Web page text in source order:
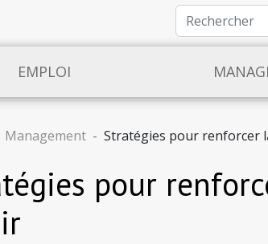
EMPLOI
Management Stratégies pour renforcer
pour